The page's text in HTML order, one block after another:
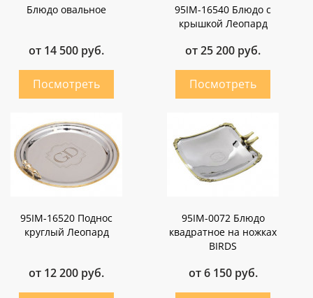
Блюдо овальное
от 14 500 руб.
95IM-16540 Блюдо с
крышкой Леопард
от 25 200 руб.
95IM-16520 Поднос
круглый Леопард
от 12 200 руб.
95IM-0072 Блюдо
квадратное на ножках
BIRDS
от 6 150 руб.